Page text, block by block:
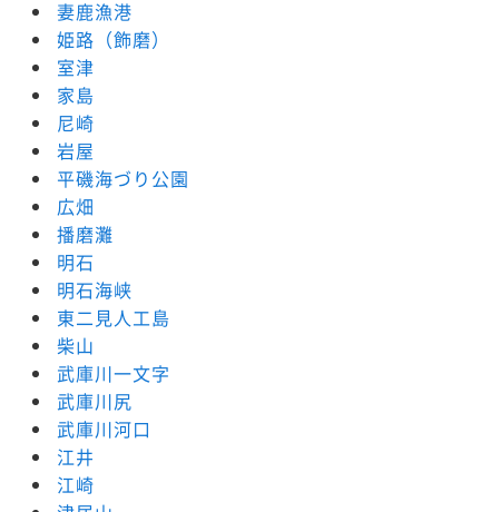
妻鹿漁港
姫路（飾磨）
室津
家島
尼崎
岩屋
平磯海づり公園
広畑
播磨灘
明石
明石海峡
東二見人工島
柴山
武庫川一文字
武庫川尻
武庫川河口
江井
江崎